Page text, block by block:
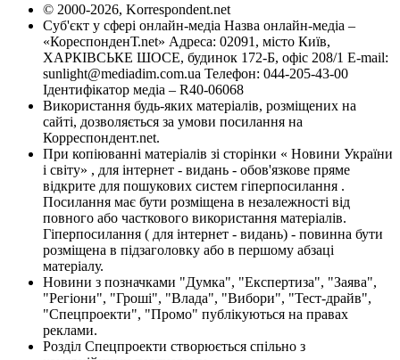
© 2000-2026, Korrespondent.net
Суб'єкт у сфері онлайн-медіа Назва онлайн-медіа –
«КореспонденТ.net» Адреса: 02091, місто Київ,
ХАРКІВСЬКЕ ШОСЕ, будинок 172-Б, офіс 208/1 E-mail:
sunlight@mediadim.com.ua Телефон: 044-205-43-00
Ідентифікатор медіа – R40-06068
Використання будь-яких матеріалів, розміщених на
сайті, дозволяється за умови посилання на
Корреспондент.net.
При копіюванні матеріалів зі сторінки « Новини України
і світу» , для інтернет - видань - обов'язкове пряме
відкрите для пошукових систем гіперпосилання .
Посилання має бути розміщена в незалежності від
повного або часткового використання матеріалів.
Гіперпосилання ( для інтернет - видань) - повинна бути
розміщена в підзаголовку або в першому абзаці
матеріалу.
Новини з позначками "Думка", "Експертиза", "Заява",
"Регіони", "Гроші", "Влада", "Вибори", "Тест-драйв",
"Спецпроекти", "Промо" публікуються на правах
реклами.
Розділ Спецпроекти створюється спільно з